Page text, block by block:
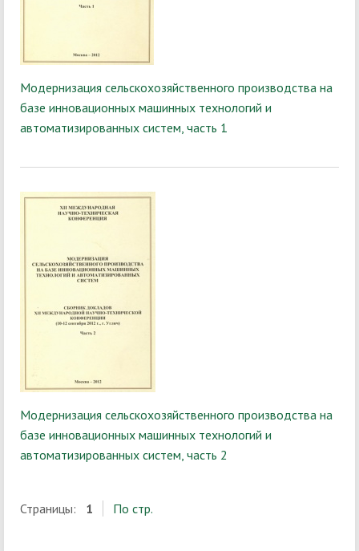
Модернизация сельскохозяйственного производства на
базе инновационных машинных технологий и
автоматизированных систем, часть 1
Модернизация сельскохозяйственного производства на
базе инновационных машинных технологий и
автоматизированных систем, часть 2
Страницы: 1 По стр.